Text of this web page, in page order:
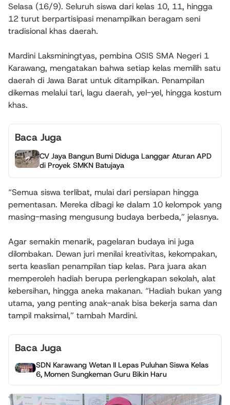
Selasa (16/9). Seluruh siswa dari kelas 10, 11, hingga
12 turut berpartisipasi menampilkan beragam seni
tradisional khas daerah.
Mardini Laksminingtyas, pembina OSIS SMA Negeri 1
Karawang, mengatakan bahwa setiap kelas memilih satu
daerah di Jawa Barat untuk ditampilkan. Penampilan
dikemas melalui tari, lagu daerah, yel-yel, hingga kostum
khas.
Baca Juga
CV Jaya Bangun Bumi Diduga Langgar Aturan APD
di Proyek SMKN Batujaya
“Semua siswa terlibat, mulai dari persiapan hingga
pementasan. Mereka dibagi ke dalam 10 kelompok yang
masing-masing mengusung budaya berbeda,” jelasnya.
Agar semakin menarik, pagelaran budaya ini juga
dilombakan. Dewan juri menilai kreativitas, kekompakan,
serta keaslian penampilan tiap kelas. Para juara akan
memperoleh hadiah berupa perlengkapan sekolah, alat
kebersihan, hingga aneka makanan. “Hadiah bukan yang
utama, yang penting anak-anak bisa bekerja sama dan
tampil maksimal,” tambah Mardini.
Baca Juga
SDN Karawang Wetan II Lepas Puluhan Siswa Kelas
6, Momen Sungkeman Guru Bikin Haru